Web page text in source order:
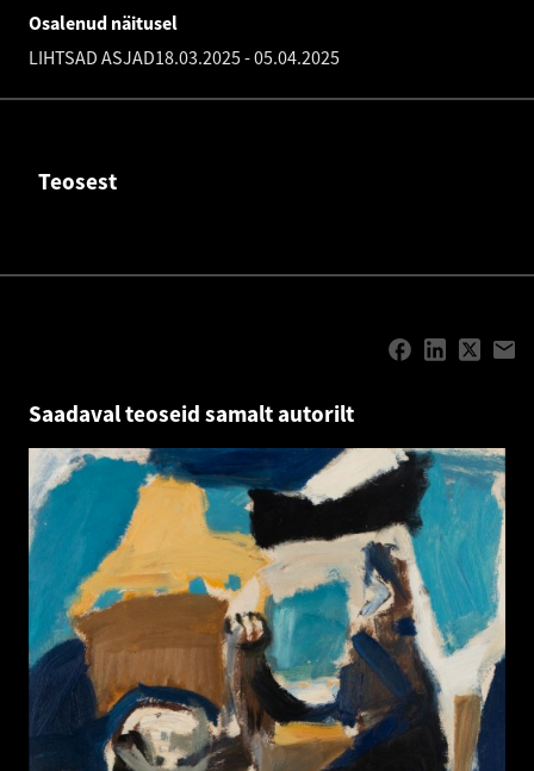
Osalenud näitusel
LIHTSAD ASJAD18.03.2025-05.04.2025
Teosest
Saadaval teoseid samalt autorilt